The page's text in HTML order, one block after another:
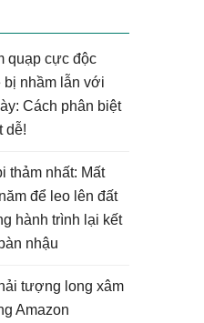
quạp cực độc
bị nhầm lẫn với
Cách phân biệt
dễ!
thảm nhất: Mất
để leo lên đất
hành trình lại kết
nhậu
tượng long xâm
Amazon